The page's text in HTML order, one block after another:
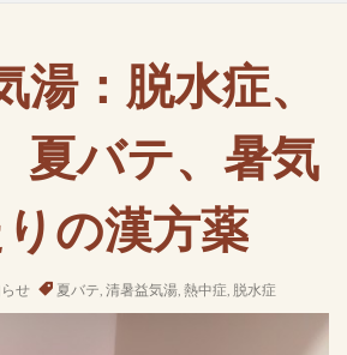
湯：脱水症、
夏バテ、暑気
の漢方薬
せ 夏バテ, 清暑益気湯, 熱中症, 脱水症